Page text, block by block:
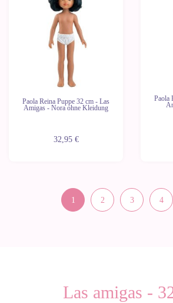
Paola Reina Puppe 32 cm - Las
Amigas - Nora ohne Kleidung
32,95 €
Paola
1 2 3 4
Las amigas -